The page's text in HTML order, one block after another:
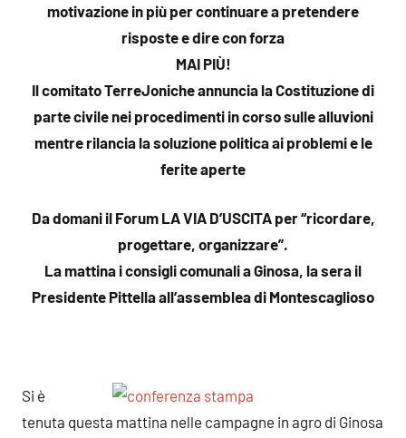
motivazione in più per continuare a pretendere
risposte e dire con forza
MAI PIÙ!
Il comitato TerreJoniche annuncia la Costituzione di
parte civile nei procedimenti in corso sulle alluvioni
mentre rilancia la soluzione politica ai problemi e le
ferite aperte
Da domani il Forum LA VIA D’USCITA per “ricordare,
progettare, organizzare”.
La mattina i consigli comunali a Ginosa, la sera il
Presidente Pittella all’assemblea di Montescaglioso
Si è
tenuta questa mattina nelle campagne in agro di Ginosa